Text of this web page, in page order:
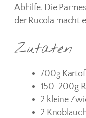
Abhilfe. Die
der Rucola macht
Zutaten
700g
150-200g
2 kleine
2